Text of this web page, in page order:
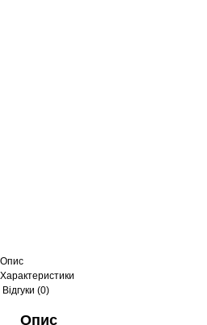
Опис
Характеристики
Відгуки (0)
Опис